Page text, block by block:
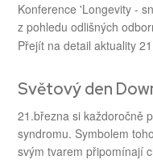
Konference 'Longevity -
z pohledu odlišných
Přejít na detail aktuality
Světový den
21.března si každoročně
syndromu. Symbolem
svým tvarem připomínají